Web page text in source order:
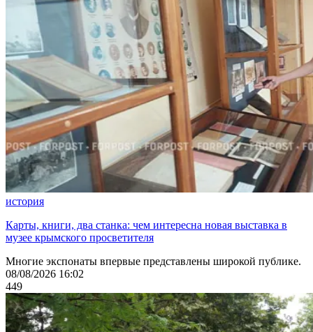
история
Карты, книги, два станка: чем интересна новая выставка в
музее крымского просветителя
Многие экспонаты впервые представлены широкой публике.
08/08/2026 16:02
449